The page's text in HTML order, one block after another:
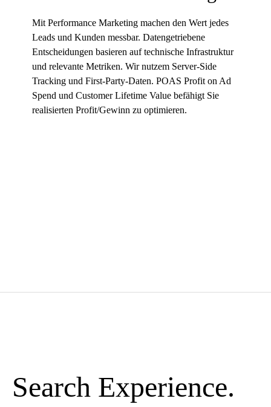
Mit Performance Marketingmachen den Wert jedes
Leads und Kunden messbar. Datengetriebene
Entscheidungen basieren auf technische Infrastruktur
und relevante Metriken. Wir nutzem Server-Side
Tracking und First-Party-Daten. POAS Profit on Ad
Spend und Customer Lifetime Value befähigt Sie
realisierten Profit/Gewinn zu optimieren.
Search Experience.